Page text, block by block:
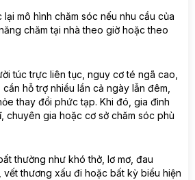
lại mô hình chăm sóc nếu nhu cầu của
chăm tại nhà theo giờ hoặc theo
túc trực liên tục, nguy cơ té ngã cao,
hỗ trợ nhiều lần cả ngày lẫn đêm,
thay đổi phức tạp. Khi đó, gia đình
chuyên gia hoặc cơ sở chăm sóc phù
thường như khó thở, lơ mơ, đau
vết thương xấu đi hoặc bất kỳ biểu hiện